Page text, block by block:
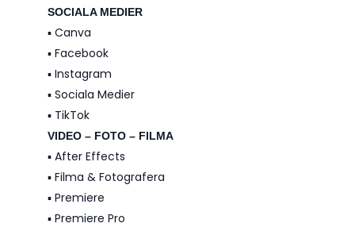
SOCIALA MEDIER
▪️ Canva
▪️ Facebook
▪️ Instagram
▪️ Sociala Medier
▪️ TikTok
VIDEO – FOTO – FILMA
▪️ After Effects
▪️ Filma & Fotografera
▪️ Premiere
▪️ Premiere Pro